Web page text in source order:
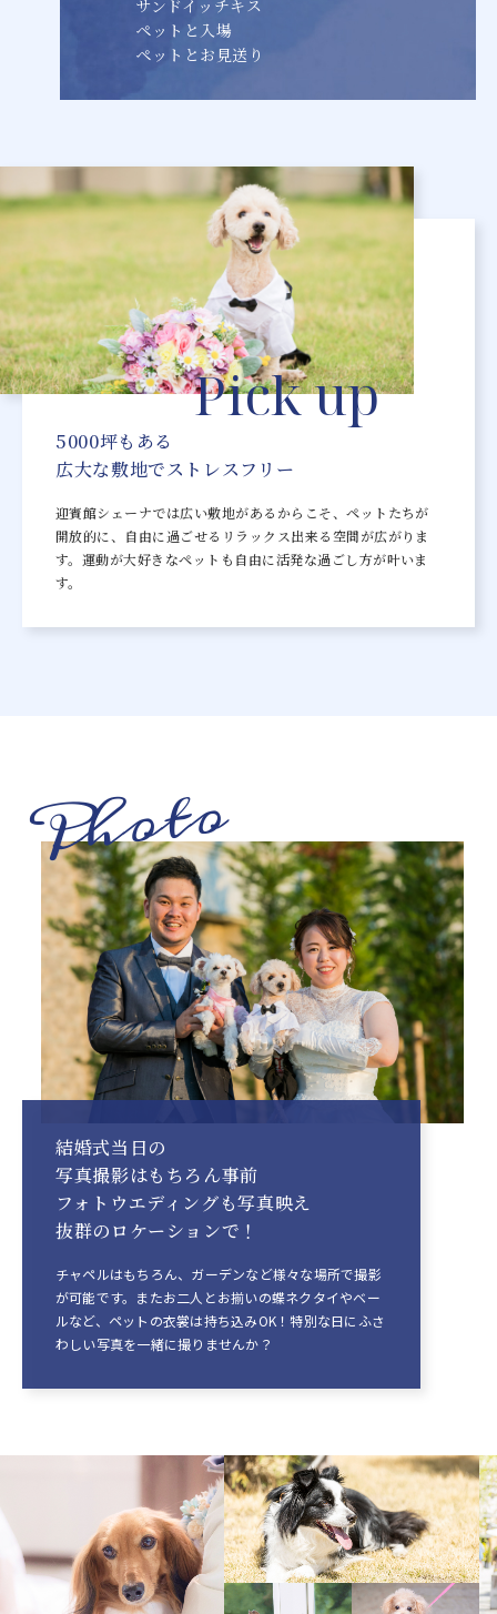
サンドイッチキス
ペットと入場
ペットとお見送り
Pick up
5000坪もある
広大な敷地でストレスフリー
迎賓館シェーナでは広い敷地があるからこそ、ペットたちが
開放的に、自由に過ごせるリラックス出来る空間が広がりま
す。 運動が大好きなペットも自由に活発な過ごし方が叶いま
す。
結婚式当日の
写真撮影はもちろん事前
フォトウエディングも写真映え
抜群のロケーションで！
チャペルはもちろん、ガーデンなど様々な場所で撮影
が可能です。またお二人とお揃いの蝶ネクタイやベー
ルなど、ペットの衣裳は持ち込みOK！特別な日にふさ
わしい写真を一緒に撮りませんか？